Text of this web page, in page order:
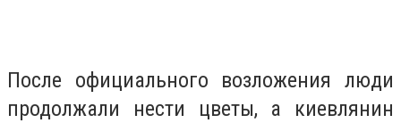
После официального возложения люди
продолжали нести цветы, а киевлянин